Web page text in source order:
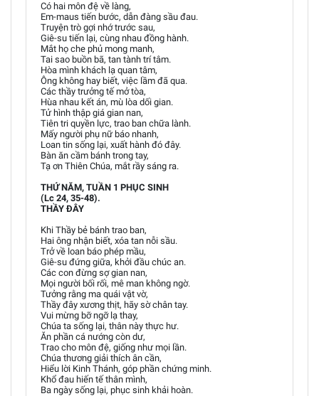
Có hai môn đệ về làng,
Em-maus tiến bước, dẫn đàng sầu đau.
Truyện trò gợi nhớ trước sau,
Giê-su tiến lại, cùng nhau đồng hành.
Mắt họ che phủ mong manh,
Tai sao buồn bã, tan tành trí tâm.
Hòa mình khách lạ quan tâm,
Ông không hay biết, việc lầm đã qua.
Các thầy trưởng tế mở tòa,
Hùa nhau kết án, mù lòa dối gian.
Tử hình thập giá gian nan,
Tiên tri quyền lực, trao ban chữa lành.
Mấy người phụ nữ báo nhanh,
Loan tin sống lại, xuất hành đó đây.
Bàn ăn cầm bánh trong tay,
Tạ ơn Thiên Chúa, mắt rầy sáng ra.
THỨ NĂM, TUẦN 1 PHỤC SINH
(Lc 24, 35-48).
THẦY ĐÂY
Khi Thầy bẻ bánh trao ban,
Hai ông nhận biết, xóa tan nỗi sầu.
Trở về loan báo phép mầu,
Giê-su đứng giữa, khởi đầu chúc an.
Các con đừng sợ gian nan,
Mọi người bối rối, mê man không ngờ.
Tưởng rằng ma quái vật vờ,
Thầy đây xương thịt, hãy sờ chân tay.
Vui mừng bỡ ngỡ lạ thay,
Chúa ta sống lại, thân này thực hư.
Ăn phần cá nướng còn dư,
Trao cho môn đệ, giống như mọi lần.
Chúa thương giải thích ân cần,
Hiểu lời Kinh Thánh, góp phần chứng minh.
Khổ đau hiến tế thân mình,
Ba ngày sống lại, phục sinh khải hoàn.